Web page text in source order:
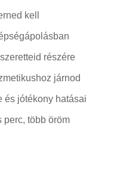
kell
részére
járnod
és jótékony hatásai
perc, több öröm